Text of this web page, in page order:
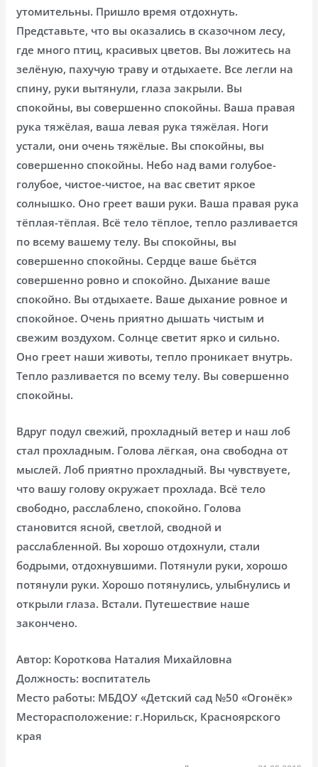
утомительны. Пришло время отдохнуть.
Представьте, что вы оказались в сказочном лесу,
где много птиц, красивых цветов. Вы ложитесь на
зелёную, пахучую траву и отдыхаете. Все легли на
спину, руки вытянули, глаза закрыли. Вы
спокойны, вы совершенно спокойны. Ваша правая
рука тяжёлая, ваша левая рука тяжёлая. Ноги
устали, они очень тяжёлые. Вы спокойны, вы
совершенно спокойны. Небо над вами голубое-
голубое, чистое-чистое, на вас светит яркое
солнышко. Оно греет ваши руки. Ваша правая рука
тёплая-тёплая. Всё тело тёплое, тепло разливается
по всему вашему телу. Вы спокойны, вы
совершенно спокойны. Сердце ваше бьётся
совершенно ровно и спокойно. Дыхание ваше
спокойно. Вы отдыхаете. Ваше дыхание ровное и
спокойное. Очень приятно дышать чистым и
свежим воздухом. Солнце светит ярко и сильно.
Оно греет наши животы, тепло проникает внутрь.
Тепло разливается по всему телу. Вы совершенно
спокойны.
Вдруг подул свежий, прохладный ветер и наш лоб
стал прохладным. Голова лёгкая, она свободна от
мыслей. Лоб приятно прохладный. Вы чувствуете,
что вашу голову окружает прохлада. Всё тело
свободно, расслаблено, спокойно. Голова
становится ясной, светлой, сводной и
расслабленной. Вы хорошо отдохнули, стали
бодрыми, отдохнувшими. Потянули руки, хорошо
потянули руки. Хорошо потянулись, улыбнулись и
открыли глаза. Встали. Путешествие наше
закончено.
Автор: Короткова Наталия Михайловна
Должность: воспитатель
Место работы: МБДОУ «Детский сад №50 «Огонёк»
Месторасположение: г.Норильск, Красноярского
края